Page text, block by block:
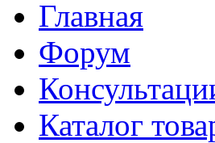
Главная
Форум
Каталог